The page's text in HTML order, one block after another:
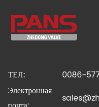
ТЕЛ:
0086-
Электронная